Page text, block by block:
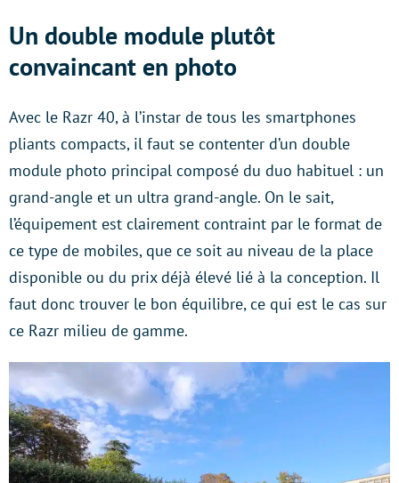
Un double module plutôt
convaincant en photo
Avec le Razr 40, à l’instar de tous les smartphones
pliants compacts, il faut se contenter d’un double
module photo principal composé du duo habituel : un
grand-angle et un ultra grand-angle. On le sait,
l’équipement est clairement contraint par le format de
ce type de mobiles, que ce soit au niveau de la place
disponible ou du prix déjà élevé lié à la conception. Il
faut donc trouver le bon équilibre, ce qui est le cas sur
ce Razr milieu de gamme.